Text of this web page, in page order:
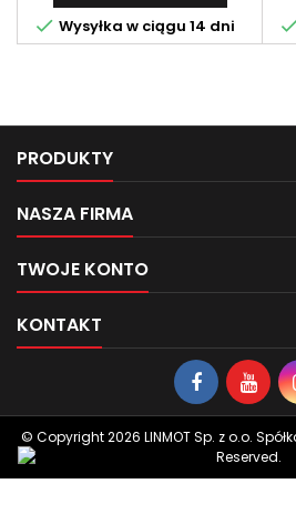
 Wysyłka w ciągu 14 dni
PRODUKTY
NASZA FIRMA
TWOJE KONTO
KONTAKT
© Copyright 2026 LINMOT Sp. z o.o.
Reserved.